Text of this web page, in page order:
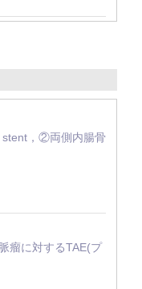
，②両側内腸骨
瘤に対するTAE(プ